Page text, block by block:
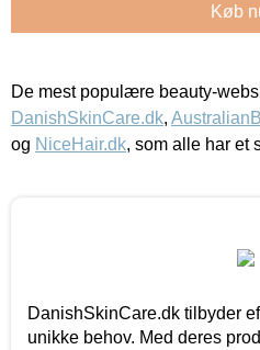
Køb
De mest populære beauty-
DanishSkinCare.dk,
og NiceHair.dk, som alle har et
DanishSkinCare.dk tilbyder
unikke behov. Med deres